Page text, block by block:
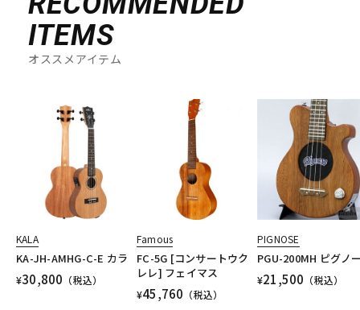
ITEMS
オススメアイテム
KALA
KA-JH-AMHG-C-E カラ
¥30,800 （税込）
Famous
FC-5G [コンサートウク
レレ] フェイマス
¥45,760 （税込）
PIGNOSE
PGU-200MH ピグノ
¥21,500 （税込）